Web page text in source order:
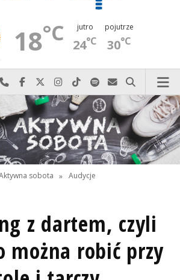
18°C jutro
24°C
pojutrze
30°C
Najlepiej po prostu do nas zadzwoń
Odwiedź nas na Facebook-u
Odwiedź nas na X
Odwiedź nas na Instagram-ie
Odwiedź nas na TikTok-u
Szukaj nas na Spotify
Wyślij do nas
Szukaj
sobota » Audycje
z dartem, czyli
można robić przy